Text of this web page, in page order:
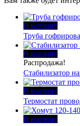
В корзину
Труба
В корзину
Распродажа!
Стабилизатор
В корзину
Термостат
В корзину